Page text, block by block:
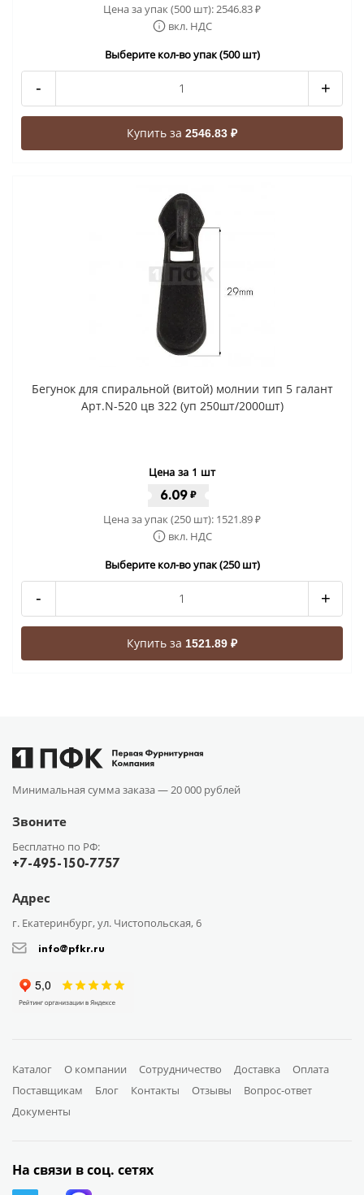
Цена за упак (500 шт): 2546.83₽
вкл. НДС
Выберите кол-во упак (500 шт)
- +
Купить за 2546.83 ₽
Бегунок для спиральной (витой) молнии тип 5 галант
Арт.N-520 цв 322 (уп 250шт/2000шт)
Цена за 1 шт
6.09 ₽
Цена за упак (250 шт): 1521.89₽
вкл. НДС
Выберите кол-во упак (250 шт)
- +
Купить за 1521.89 ₽
Минимальная сумма заказа — 20 000 рублей
Звоните
Бесплатно по РФ:
+7-495-150-7757
Адрес
г. Екатеринбург, ул. Чистопольская, 6
info@pfkr.ru
Каталог О компании Сотрудничество Доставка
Оплата
Поставщикам
Блог Контакты Отзывы
Вопрос-ответ
Документы
На связи в соц. сетях